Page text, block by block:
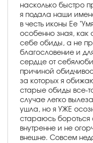
насколько быстро
я подала наши
в честь иконы Ее
особенно зная, как
себе обиды, а не
благословение и
сердце от
причиной
за которых я
старые обиды все-
случае легко
ушла, но я УЖЕ
стараюсь
внутренне и не
внешне. Совсем